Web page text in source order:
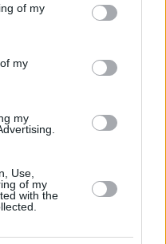
el derecho de
se aplicarán
en este sitio web o
of my
my
my
Use,
of my
with the